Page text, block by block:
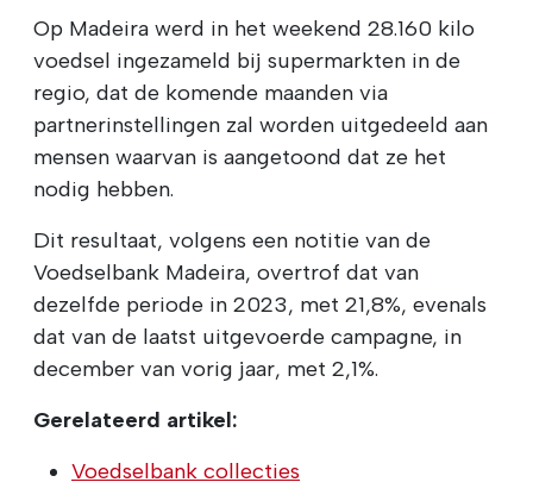
Op Madeira werd in het weekend 28.160 kilo
voedsel ingezameld bij supermarkten in de
regio, dat de komende maanden via
partnerinstellingen zal worden uitgedeeld aan
mensen waarvan is aangetoond dat ze het
nodig hebben.
Dit resultaat, volgens een notitie van de
Voedselbank Madeira, overtrof dat van
dezelfde periode in 2023, met 21,8%, evenals
dat van de laatst uitgevoerde campagne, in
december van vorig jaar, met 2,1%.
Gerelateerd artikel:
Voedselbank collecties